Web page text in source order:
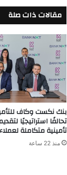
الصادرات
إلى
الأسواق
الإفريقية
مقالات ذات صلة
بنك نكست وكاف
تحالفًا استراتيجيًا
تأمينية متكاملة
منذ 22 ساعة